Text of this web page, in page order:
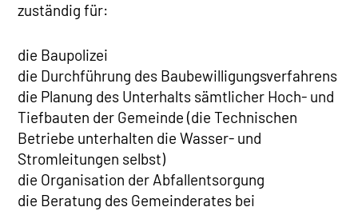
zuständig für:
die Baupolizei
die Durchführung des Baubewilligungsverfahrens
die Planung des Unterhalts sämtlicher Hoch- und
Tiefbauten der Gemeinde (die Technischen
Betriebe unterhalten die Wasser- und
Stromleitungen selbst)
die Organisation der Abfallentsorgung
die Beratung des Gemeinderates bei